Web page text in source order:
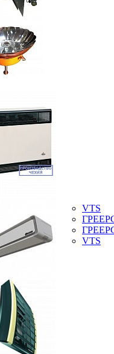
VTS
VTS